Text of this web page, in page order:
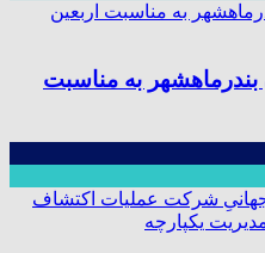
به مناسبت